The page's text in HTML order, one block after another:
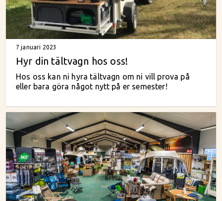
7 januari 2023
Hyr din tältvagn hos oss!
Hos oss kan ni hyra tältvagn om ni vill prova på
eller bara göra något nytt på er semester!